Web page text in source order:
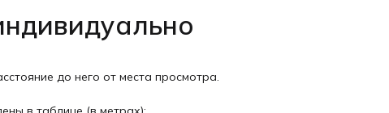
до него от места просмотра.